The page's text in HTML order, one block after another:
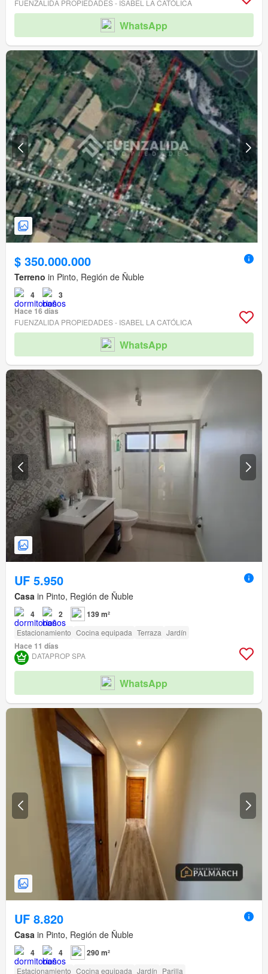
FUENZALIDA PROPIEDADES - ISABEL LA CATÓLICA
WhatsApp
$ 350.000.000
Terreno in Pinto, Región de Ñuble
4
3
Hace 16 días
FUENZALIDA PROPIEDADES - ISABEL LA CATÓLICA
WhatsApp
UF 5.950
Casa in Pinto, Región de Ñuble
4 2 139 m²
Estacionamiento Cocina equipada Terraza Jardín
Hace 11 días
DATAPROP SPA
WhatsApp
UF 8.820
Casa in Pinto, Región de Ñuble
4 4 290 m²
Estacionamiento Cocina equipada Jardín Parilla